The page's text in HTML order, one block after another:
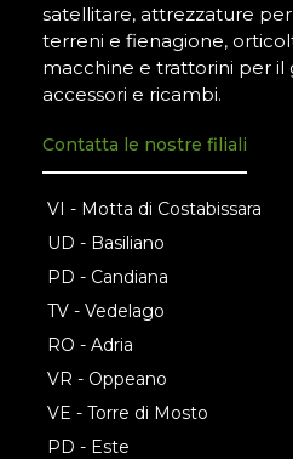
satellitare, attrezzature
terreni e fienagione,
macchine e trattorini per il
accessori e ricambi.
Contatta le nostre filiali
VI - Motta di Costabissara
UD - Basiliano
PD - Candiana
TV - Vedelago
RO - Adria
VR - Oppeano
VE - Torre di Mosto
PD - Este